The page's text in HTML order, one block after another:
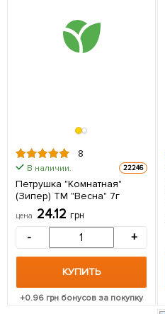
8
В наличии. 22246
Петрушка "Комнатная"
(Зипер) ТМ "Весна" 7г
цена 24.12 грн
- +
КУПИТЬ
+0.96 грн бонусов за покупку